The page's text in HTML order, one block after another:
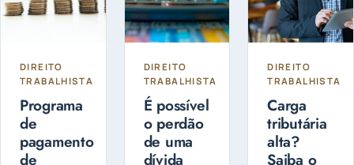
DIREITO
TRABALHISTA
Programa
de
pagamento
de
DIREITO
TRABALHISTA
É possível
o perdão
de uma
dívida
DIREITO
TRABALHISTA
Carga
tributária
alta?
Saiba o